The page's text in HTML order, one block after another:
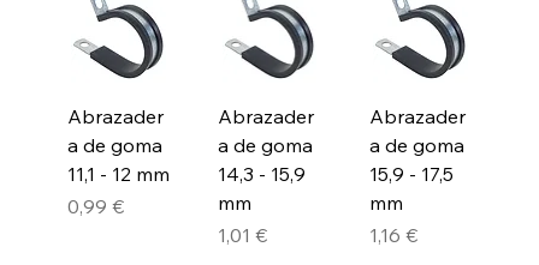
Abrazader
a de goma
11,1 - 12 mm
Precio
0,99 €
Abrazader
a de goma
14,3 - 15,9
mm
Precio
1,01 €
Abrazader
a de goma
15,9 - 17,5
mm
Precio
1,16 €